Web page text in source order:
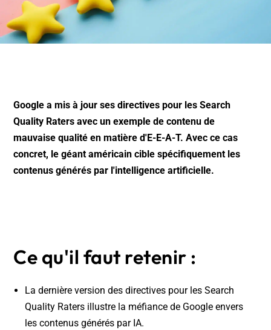
Google a mis à jour ses directives pour les Search
Quality Raters avec un exemple de contenu de
mauvaise qualité en matière d'E-E-A-T. Avec ce cas
concret, le géant américain cible spécifiquement les
contenus générés par l'intelligence artificielle.
Ce qu'il faut retenir :
La dernière version des directives pour les Search
Quality Raters illustre la méfiance de Google envers
les contenus générés par IA.